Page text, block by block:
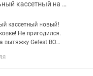
Фильтр угольный кассетный на вытяжку
кассетный новый!
Не пригодился.
вытяжку Gefest BO
ПО все вопросы!